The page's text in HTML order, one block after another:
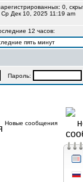
0,
Ср Дек 10, 2025 11:19 am
12 часов:
пять минут
Пароль:
Новые сообщения